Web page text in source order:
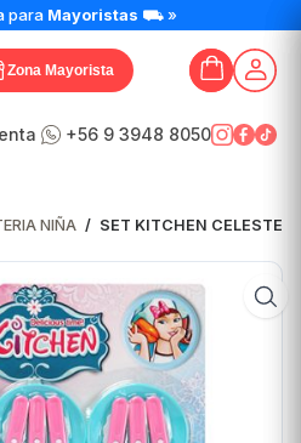
para Mayoristas ⛟ »
Zona Mayorista
+56 9 3948 8050
NIÑA / SET KITCHEN CELESTE